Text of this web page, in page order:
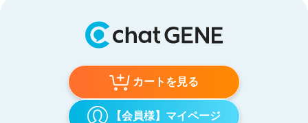
カートを見る
【会員様】マイページ